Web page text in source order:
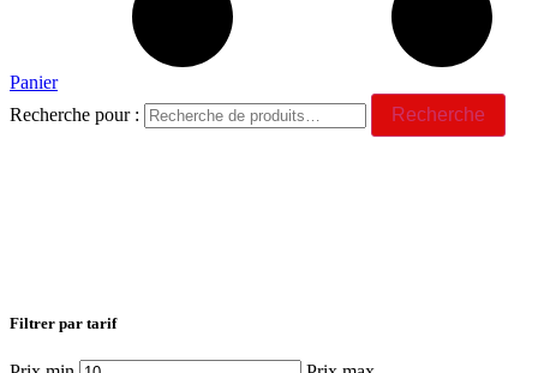
Panier
Recherche pour :
Recherche
Filtrer par tarif